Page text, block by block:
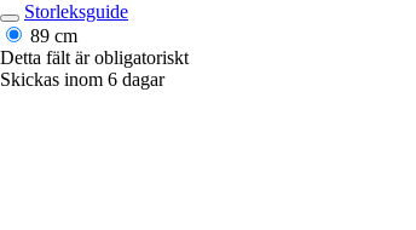
Storleksguide
89 cm
Detta fält är obligatoriskt
Skickas inom 6 dagar